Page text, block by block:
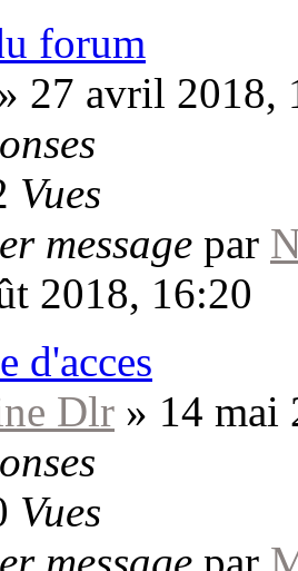
forum
27 avril 2018,
Vues
message par
2018, 16:20
d'acces
Dlr » 14 mai
Vues
message par